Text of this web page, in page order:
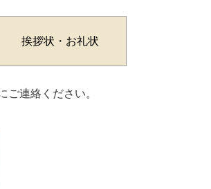
挨拶状・お礼状
連絡ください。